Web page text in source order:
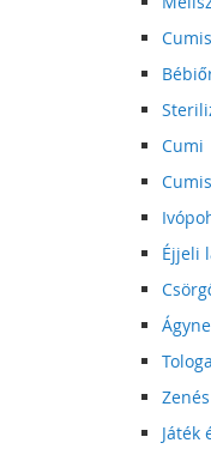
Cumi
Éjjeli
Játék